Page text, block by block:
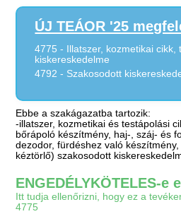
ÚJ TEÁOR '25
4775 - Illatszer, kozmetikai cikk,
kiskereskedelme
4792 - Szakosodott
Ebbe a szakágazatba tartozik:
-illatszer, kozmetikai és testápolási
bőrápoló készítmény, haj-, száj- és
dezodor, fürdéshez való
kéztörlő) szakosodott
ENGEDÉLYKÖTELES-e
Itt tudja ellenőrizni, hogy ez a
4775